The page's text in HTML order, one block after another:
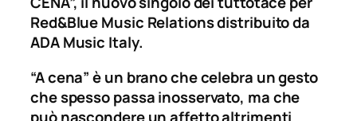
Red&Blue Music Relations distribuito da
ADA Music Italy.
“A cena” è un brano che celebra un gesto
che spesso passa inosservato, ma che